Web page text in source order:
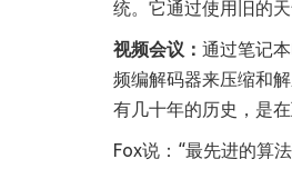
统。它通过使用旧的
视频会议： 通过笔记
频编解码器来压缩和
有几十年的历史，是
Fox说：“最先进的算